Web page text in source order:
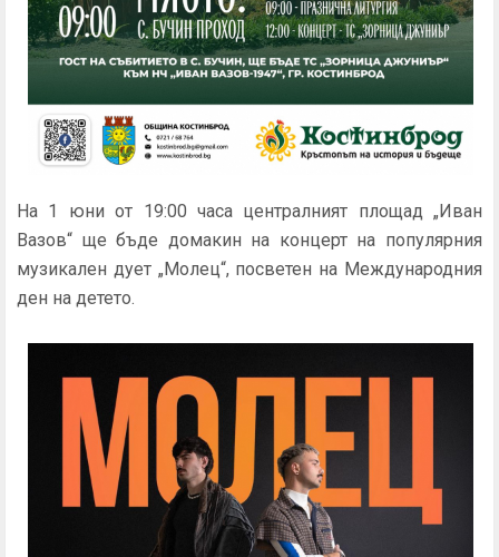
На 1 юни от 19:00 часа централният площад „Иван
Вазов“ ще бъде домакин на концерт на популярния
музикален дует „Молец“, посветен на Международния
ден на детето.